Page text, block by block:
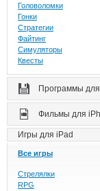
Головоломки
Гонки
Стратегии
Файтинг
Симуляторы
Квесты
Программы
Фильмы для
Игры для iPad
Все игры
Стрелялки
RPG